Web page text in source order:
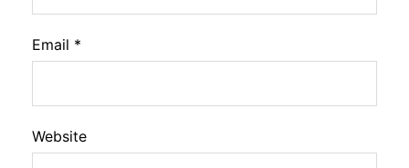
Email *
Website